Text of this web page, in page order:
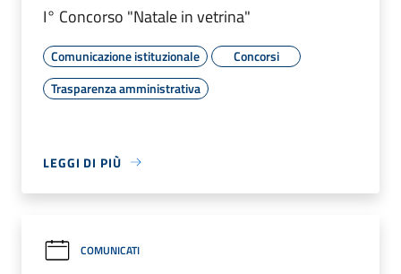
I° Concorso "Natale in vetrina"
Comunicazione istituzionale
Concorsi
Trasparenza amministrativa
LEGGI DI PIÙ
COMUNICATI